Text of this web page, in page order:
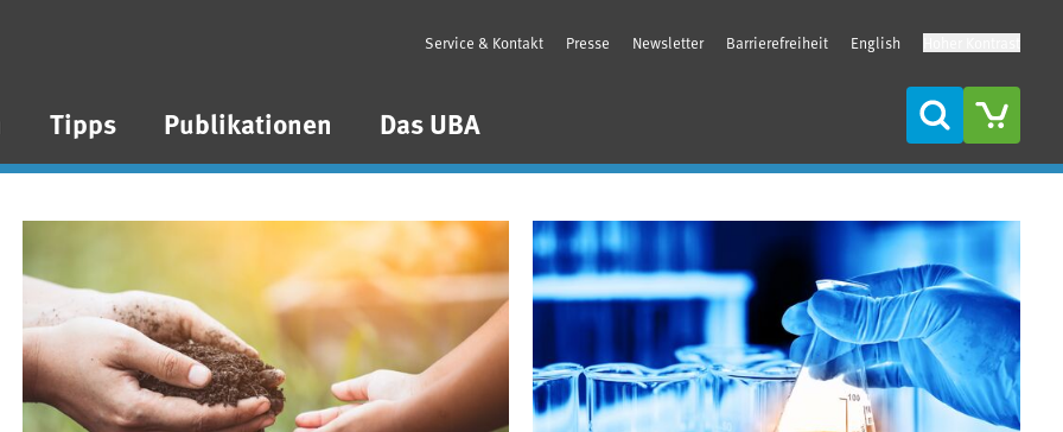
Tipps Publikationen Das UBA
Service & Kontakt Presse Newsletter Barrierefreiheit English
Suche